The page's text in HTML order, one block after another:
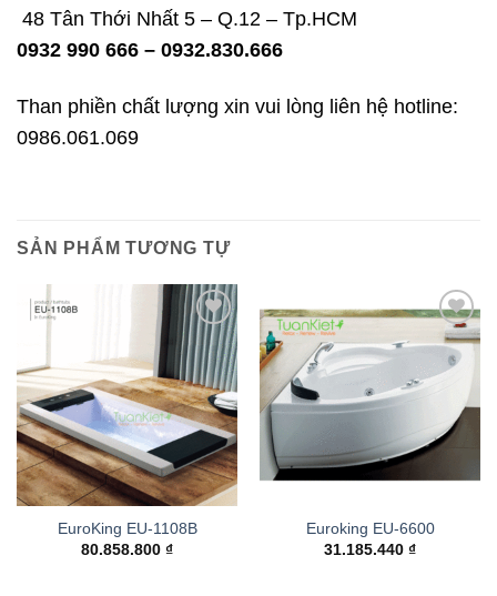
48 Tân Thới Nhất 5 – Q.12 – Tp.HCM
0932 990 666 – 0932.830.666
Than phiền chất lượng xin vui lòng liên hệ hotline:
0986.061.069
SẢN PHẨM TƯƠNG TỰ
Add to
wishlist
EuroKing EU-1108B
80.858.800 ₫
Add to
wishlist
Euroking EU-6600
31.185.440 ₫